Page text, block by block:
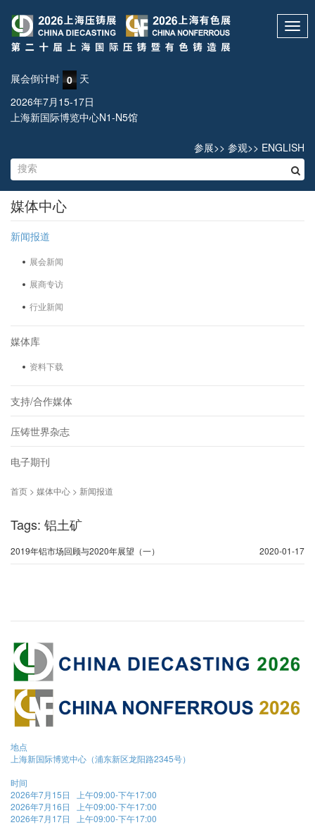
展会倒计时 0 天
2026年7月15-17日
上海新国际博览中心N1-N5馆
参展>> 参观>> ENGLISH
媒体中心
新闻报道
展会新闻
展商专访
行业新闻
媒体库
资料下载
支持/合作媒体
压铸世界杂志
电子期刊
首页 > 媒体中心 > 新闻报道
Tags: 铝土矿
2020-01-17
2019年铝市场回顾与2020年展望（一）
地点
上海新国际博览中心（浦东新区龙阳路2345号）
时间
2026年7月15日 上午09:00-下午17:00
2026年7月16日 上午09:00-下午17:00
2026年7月17日 上午09:00-下午17:00